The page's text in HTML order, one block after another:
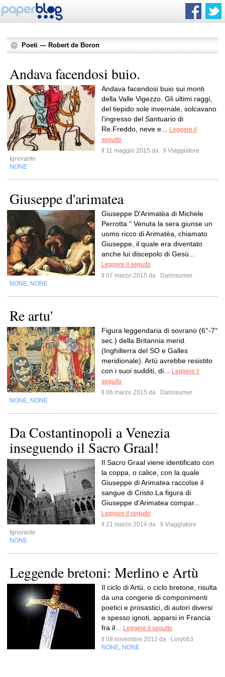
Poeti — Robert de Boron
Andava facendosi buio.
Andava facendosi buio sui monti
della Valle Vigezzo. Gli ultimi raggi,
del tiepido sole invernale, solcavano
l’ingresso del Santuario di
Re.Freddo, neve e...
Leggere il
seguito
Il 11 maggio 2015 da
Il Viaggiatore
Ignorante
NONE
Giuseppe d'arimatea
Giuseppe D'Arimatèa di Michele
Perrotta “ Venuta la sera giunse un
uomo ricco di Arimatèa, chiamato
Giuseppe, il quale era diventato
anche lui discepolo di Gesù...
Leggere il seguito
Il 07 marzo 2015 da
Dariosumer
NONE NONE
Re artu'
Figura leggendaria di sovrano (6°-7°
sec.) della Britannia merid.
(Inghilterra del SO e Galles
meridionale). Artù avrebbe resistito
con i suoi sudditi, di...
Leggere il
seguito
Il 06 marzo 2015 da
Dariosumer
NONE NONE
Da Costantinopoli a Venezia
inseguendo il Sacro Graal!
Il Sacro Graal viene identificato con
la coppa, o calice, con la quale
Giuseppe di Arimatea raccolse il
sangue di Cristo.La figura di
Giuseppe d'Arimatea compar...
Leggere il seguito
Il 21 marzo 2014 da
Il Viaggiatore
Ignorante
NONE
Leggende bretoni: Merlino e Artù
Il ciclo di Artù, o ciclo bretone, risulta
da una congerie di componimenti
poetici e prosastici, di autori diversi
e spesso ignoti, apparsi in Francia
fra il...
Leggere il seguito
Il 08 novembre 2012 da
Lory663
NONE NONE